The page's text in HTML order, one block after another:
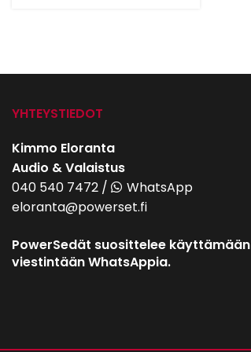
YHTEYSTIEDOT
Kimmo Eloranta
Audio & Valaistus
040 540 7472 /
WhatsApp
eloranta@powerset.fi
PowerSedät suosittelee käyttämään
viestintään WhatsAppia.